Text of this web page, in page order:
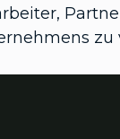
zu